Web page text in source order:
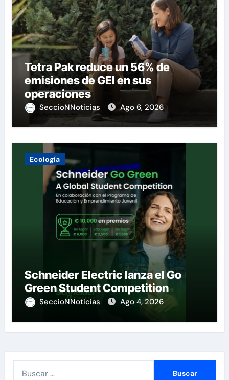
Tetra Pak reduce un 56% de
emisiones de GEI en sus
operaciones
SeccioNNoticias Ago 6, 2026
Ecología
Schneider Electric lanza el Go
Green Student Competition
SeccioNNoticias Ago 4, 2026